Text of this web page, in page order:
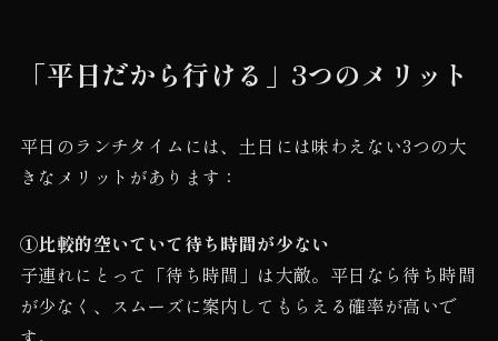
「平日だから行ける」3つのメリット
平日のランチタイムには、土日には味わえない3つの大
きなメリットがあります：
①比較的空いていて待ち時間が少ない
子連れにとって「待ち時間」は大敵。平日なら待ち時間
が少なく、スムーズに案内してもらえる確率が高いで